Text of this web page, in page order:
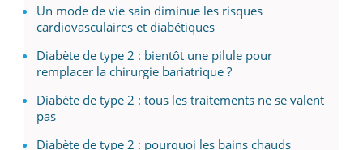
Un mode de vie sain diminue les risques
cardiovasculaires et diabétiques
Diabète de type 2 : bientôt une pilule pour
remplacer la chirurgie bariatrique ?
Diabète de type 2 : tous les traitements ne se valent
pas
Diabète de type 2 : pourquoi les bains chauds